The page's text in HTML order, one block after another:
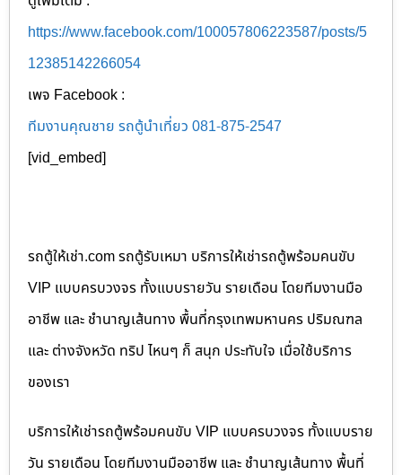
https://www.facebook.com/100057806223587/posts/5
12385142266054
เพจ Facebook :
ทีมงานคุณชาย รถตู้นำเที่ยว 081-875-2547
[vid_embed]
รถตู้ให้เช่า.com รถตู้รับเหมา บริการให้เช่ารถตู้พร้อมคนขับ
VIP แบบครบวงจร ทั้งแบบรายวัน รายเดือน โดยทีมงานมือ
อาชีพ และ ชำนาญเส้นทาง พื้นที่กรุงเทพมหานคร ปริมณฑล
และ ต่างจังหวัด ทริป ไหนๆ ก็ สนุก ประทับใจ เมื่อใช้บริการ
ของเรา
บริการให้เช่ารถตู้พร้อมคนขับ VIP แบบครบวงจร ทั้งแบบราย
วัน รายเดือน โดยทีมงานมืออาชีพ และ ชำนาญเส้นทาง พื้นที่